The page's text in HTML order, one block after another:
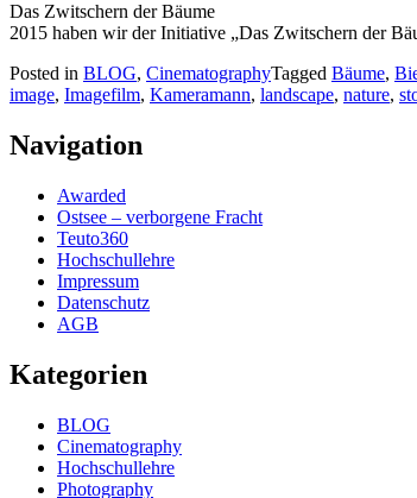
Das Zwitschern der Bäume
2015 haben wir der Initiative „Das Zwitschern der
Posted in BLOG, CinematographyTagged Bäume,
image, Imagefilm, Kameramann, landscape, nature,
Navigation
Awarded
Ostsee – verborgene Fracht
Teuto360
Hochschullehre
Impressum
Datenschutz
AGB
Kategorien
BLOG
Cinematography
Hochschullehre
Photography